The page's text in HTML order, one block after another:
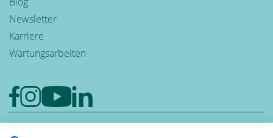
Newsletter
Karriere
Wartungsarbeiten